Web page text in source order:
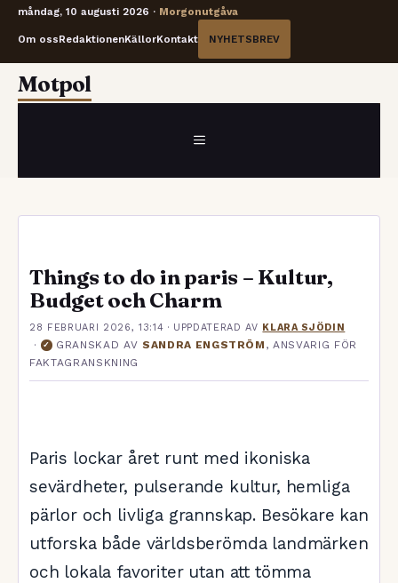
måndag, 10 augusti 2026 · Morgonutgåva
Om ossRedaktionenKällorKontakt NYHETSBREV
HoppaMotpol
MENY
Things to do in paris – Kultur,
Budget och Charm
28 FEBRUARI 2026, 13:14 · UPPDATERADAV KLARA SJÖDIN
· ✓ GRANSKAD AV SANDRA ENGSTRÖM , ANSVARIG FÖR
FAKTAGRANSKNING
Paris lockar året runt med ikoniska
sevärdheter, pulserande kultur, hemliga
pärlor och livliga grannskap. Besökare kan
utforska både världsberömda landmärken
och lokala favoriter utan att tömma